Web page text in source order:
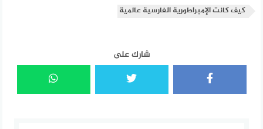
كيف كانت الإمبراطورية الفارسية عالمية
شارك على